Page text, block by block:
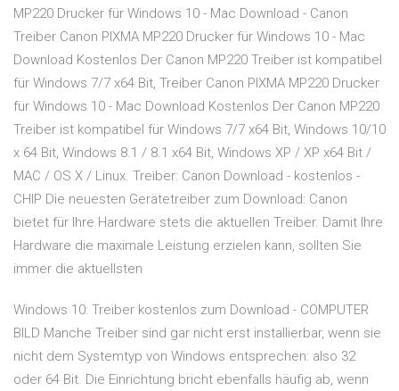
MP220 Drucker für Windows 10 - Mac Download - Canon
Treiber Canon PIXMA MP220 Drucker für Windows 10 - Mac
Download Kostenlos Der Canon MP220 Treiber ist kompatibel
für Windows 7/7 x64 Bit, Treiber Canon PIXMA MP220 Drucker
für Windows 10 - Mac Download Kostenlos Der Canon MP220
Treiber ist kompatibel für Windows 7/7 x64 Bit, Windows 10/10
x 64 Bit, Windows 8.1 / 8.1 x64 Bit, Windows XP / XP x64 Bit /
MAC / OS X / Linux. Treiber: Canon Download - kostenlos -
CHIP Die neuesten Gerätetreiber zum Download: Canon
bietet für Ihre Hardware stets die aktuellen Treiber. Damit Ihre
Hardware die maximale Leistung erzielen kann, sollten Sie
immer die aktuellsten
Windows 10: Treiber kostenlos zum Download - COMPUTER
BILD Manche Treiber sind gar nicht erst installierbar, wenn sie
nicht dem Systemtyp von Windows entsprechen: also 32
oder 64 Bit. Die Einrichtung bricht ebenfalls häufig ab, wenn